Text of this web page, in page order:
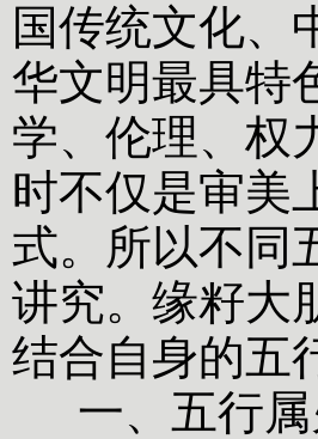
国传统文化、
华文明最具特
学、伦理、权
时不仅是审美
式。所以不同
讲究。缘籽大
结合自身的五
一、五行属